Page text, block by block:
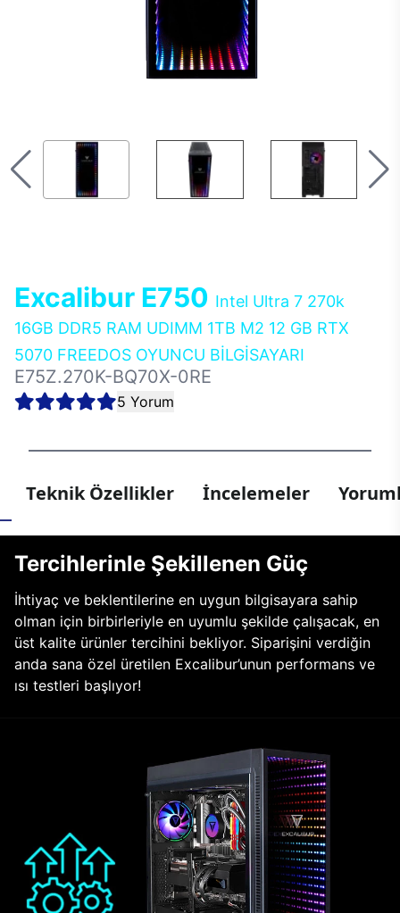
Excalibur E750 Intel Ultra 7 270k
16GB DDR5 RAM UDIMM 1TB M2 12 GB RTX
5070 FREEDOS OYUNCU BİLGİSAYARI
E75Z.270K-BQ70X-0RE
5 Yorum
Teknik Özellikler İncelemeler
Tercihlerinle Şekillenen Güç
İhtiyaç ve beklentilerine en uygun bilgisayara sahip
olman için birbirleriyle en uyumlu şekilde çalışacak, en
üst kalite ürünler tercihini bekliyor. Siparişini verdiğin
anda sana özel üretilen Excalibur’unun performans ve
ısı testleri başlıyor!